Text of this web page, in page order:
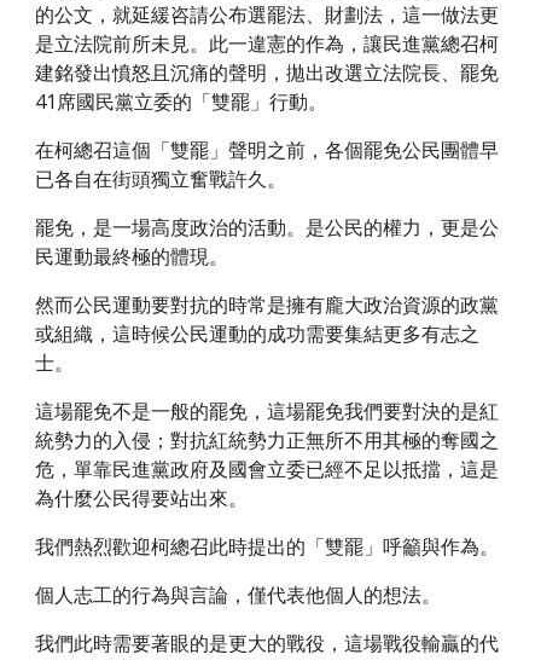
的公文，就延緩咨請公布選罷法、財劃法，這一做法更
是立法院前所未見。此一違憲的作為，讓民進黨總召柯
建銘發出憤怒且沉痛的聲明，拋出改選立法院長、罷免
41席國民黨立委的「雙罷」行動。
在柯總召這個「雙罷」聲明之前，各個罷免公民團體早
已各自在街頭獨立奮戰許久。
罷免，是一場高度政治的活動。是公民的權力，更是公
民運動最終極的體現。
然而公民運動要對抗的時常是擁有龐大政治資源的政黨
或組織，這時候公民運動的成功需要集結更多有志之
士。
這場罷免不是一般的罷免，這場罷免我們要對決的是紅
統勢力的入侵；對抗紅統勢力正無所不用其極的奪國之
危，單靠民進黨政府及國會立委已經不足以抵擋，這是
為什麼公民得要站出來。
我們熱烈歡迎柯總召此時提出的「雙罷」呼籲與作為。
個人志工的行為與言論，僅代表他個人的想法。
我們此時需要著眼的是更大的戰役，這場戰役輸贏的代